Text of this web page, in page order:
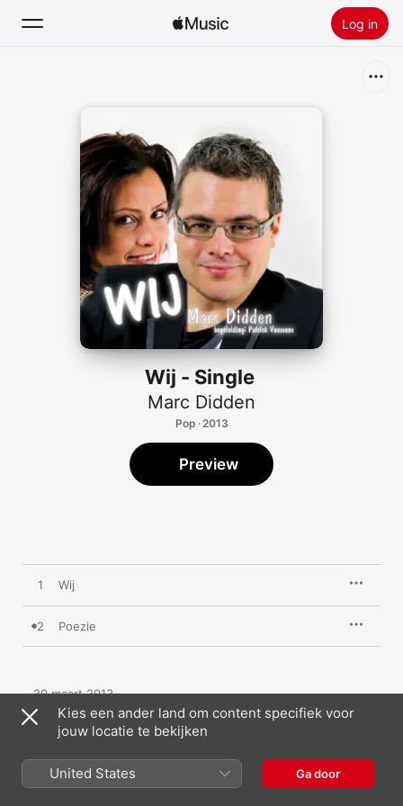
Log in
Nieuw
Radio
Installeer Apple Music
Wij - Single
Marc Didden
Pop · 2013
Preview
1 Wij
2 Poezie
20 maart 2013
2 nummers, 8 minuten
℗ 2013 UltimateDisk
Kies een ander land om content specifiek voor
jouw locatie te bekijken
United States Ga door